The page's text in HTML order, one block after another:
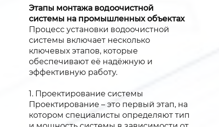
Этапы монтажа водоочистной
системы на промышленных объектах
Процесс установки водоочистной
системы включает несколько
ключевых этапов, которые
обеспечивают её надёжную и
эффективную работу.
1. Проектирование системы
Проектирование – это первый этап, на
котором специалисты определяют тип